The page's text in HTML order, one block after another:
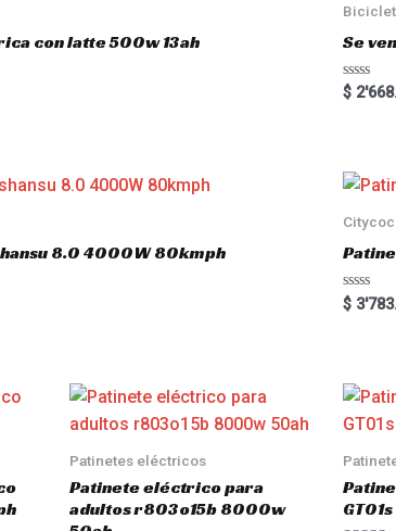
t
f
5
con latte 500w 13ah Se
R
a
o
u
o
f
5
$
8.0 4000W 80kmph
R
a
o
u
t
o
5
$
Patinetes eléctricos
Patinete eléctrico para
adultos r803o15b 8000w